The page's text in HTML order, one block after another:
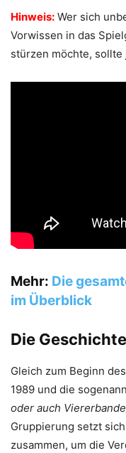
Hinweis: Wer sich
Vorwissen in das
stürzen möchte,
Mehr: Die
im Überblick
Die
Gleich zum Beginn
1989 und die
oder auch
Gruppierung setzt
zusammen, um die